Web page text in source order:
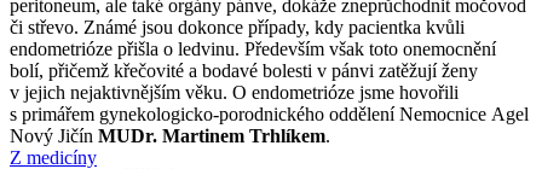
peritoneum, ale také orgány pánve, dokáže zneprůchodnit močovod
či střevo. Známé jsou dokonce případy, kdy pacientka kvůli
endometrióze přišla o ledvinu. Především však toto onemocnění
bolí, přičemž křečovité a bodavé bolesti v pánvi zatěžují ženy
v jejich nejaktivnějším věku. O endometrióze jsme hovořili
s primářem gynekologicko-porodnického oddělení Nemocnice Agel
Nový Jičín MUDr. Martinem Trhlíkem.
Z medicíny